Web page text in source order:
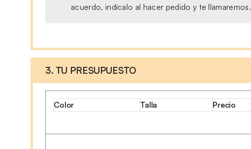
acuerdo, indícalo al hacer pedido y te llamaremos.
3. TU PRESUPUESTO
Color Talla Precio